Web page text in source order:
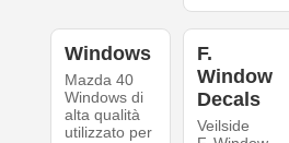
Windows
Mazda 40
Windows di
alta qualità
utilizzato per
F.
Window
Decals
Veilside